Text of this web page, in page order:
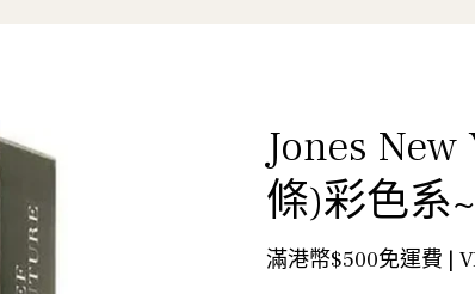
Jones
條)彩色系
滿港幣$500免運費 |